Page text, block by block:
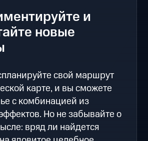
и
новые
свой маршрут
карте, и вы сможете
с комбинацией из
Но не забывайте о
вряд ли найдется